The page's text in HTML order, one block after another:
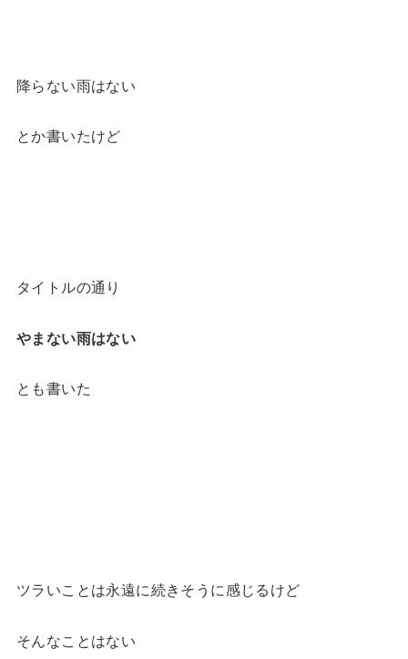
降らない雨はない
とか書いたけど
タイトルの通り
やまない雨はない
とも書いた
ツラいことは永遠に続きそうに感じるけど
そんなことはない